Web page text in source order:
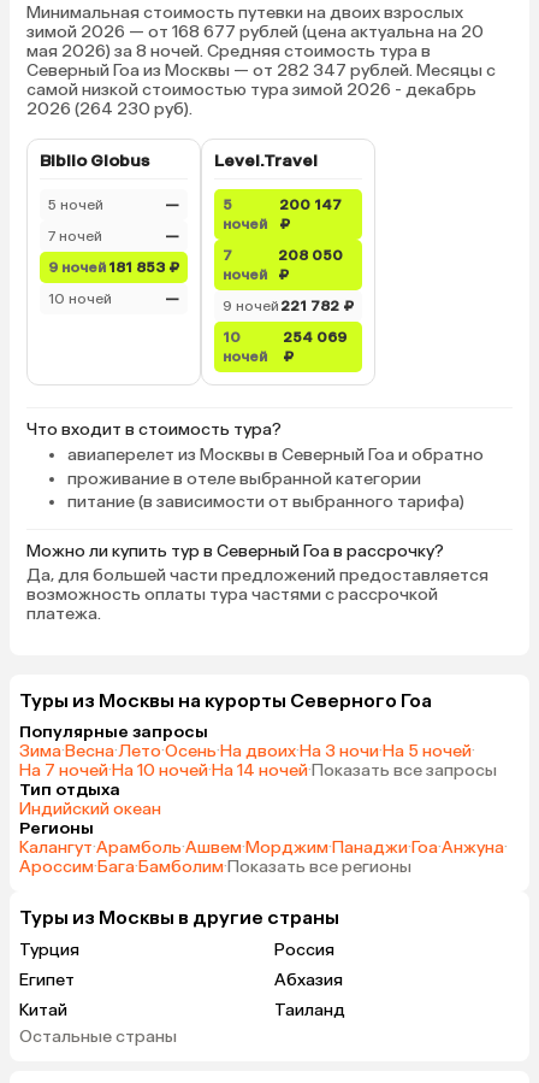
Минимальная стоимость путевки на двоих взрослых
зимой 2026 — от 168 677 рублей (цена актуальна на 20
мая 2026) за 8 ночей. Средняя стоимость тура в
Северный Гоа из Москвы — от 282 347 рублей. Месяцы с
самой низкой стоимостью тура зимой 2026 - декабрь
2026 (264 230 руб).
Biblio Globus
5 ночей
—
7 ночей
—
9 ночей 181 853 ₽
10 ночей
—
Level.Travel
5
ночей
200 147
₽
7
ночей
208 050
₽
9 ночей 221 782 ₽
10
ночей
254 069
₽
Что входит в стоимость тура?
авиаперелет из Москвы в Северный Гоа и обратно
проживание в отеле выбранной категории
питание (в зависимости от выбранного тарифа)
Можно ли купить тур в Северный Гоа в рассрочку?
Да, для большей части предложений предоставляется
возможность оплаты тура частями с рассрочкой
платежа.
Туры из Москвы на курорты Северного Гоа
Популярные запросы
Зима·Весна·Лето·Осень·На двоих·На 3 ночи·На 5 ночей·
На 7 ночей·На 10 ночей·На 14 ночей·Показать все запросы
Тип отдыха
Индийский океан
Регионы
Калангут·Арамболь·Ашвем·Морджим·Панаджи·Гоа·Анжуна·
Ароссим·Бага·Бамболим·Показать все регионы
Туры из Москвы в другие страны
Турция
Россия
Египет
Абхазия
Китай
Таиланд
Вьетнам
Остальные страны